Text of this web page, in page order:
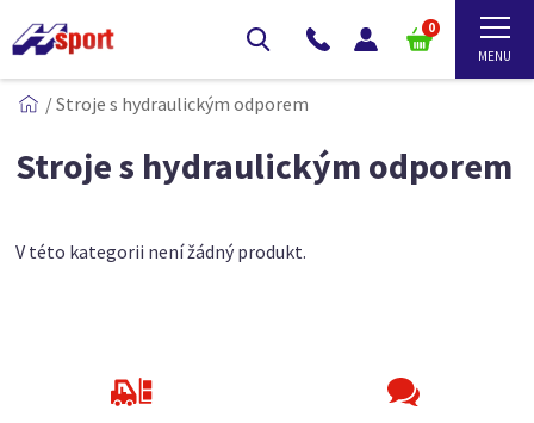
0
/Stroje s hydraulickým odporem
Stroje s hydraulickým odporem
V této kategorii není žádný produkt.